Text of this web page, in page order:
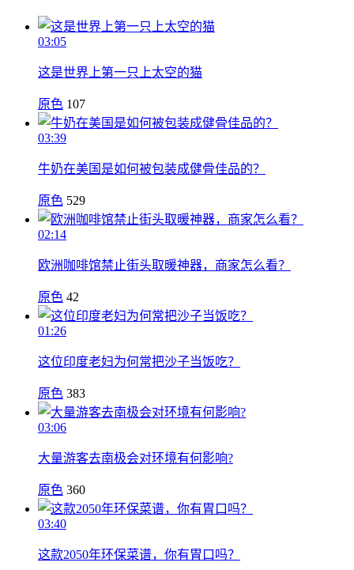
03:05
这是世界上第一只上太空的猫
原色 107
03:39
牛奶在美国是如何被包装成健骨佳品的？
原色 529
02:14
欧洲咖啡馆禁止街头取暖神器，商家怎么看？
原色 42
01:26
这位印度老妇为何常把沙子当饭吃？
原色 383
03:06
大量游客去南极会对环境有何影响?
原色 360
03:40
这款2050年环保菜谱，你有胃口吗？